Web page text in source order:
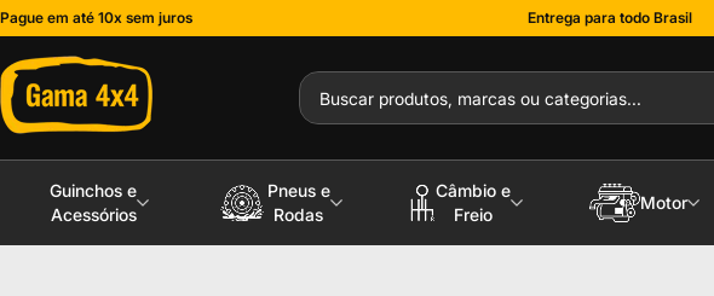
Pague em até 10x sem juros Entrega para todo Brasil
Guinchos e
Acessórios
Pneus e
Rodas
Câmbio e
Freio
Motor